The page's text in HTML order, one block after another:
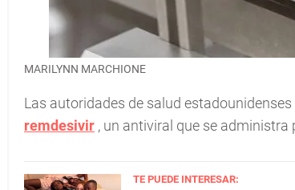
MARILYNN MARCHIONE
Las autoridades de salud
remdesivir , un antiviral que se
TE PUEDE INTERESAR: